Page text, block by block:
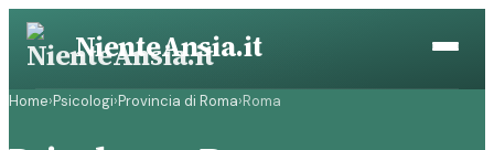
Vai
contenuto
NienteAnsia.it
Home›Psicologi›Provincia di Roma›Roma